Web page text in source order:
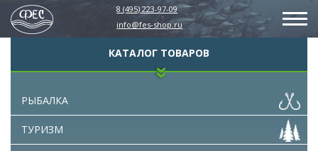
8 (495) 223-97-09
info@fes-shop.ru
КАТАЛОГ ТОВАРОВ
РЫБАЛКА
ТУРИЗМ